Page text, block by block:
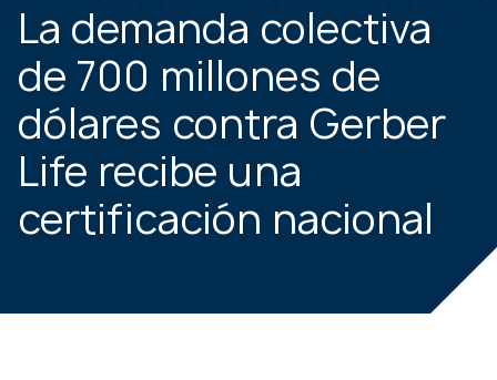
La demanda colectiva
de 700 millones de
dólares contra Gerber
Life recibe una
certificación nacional